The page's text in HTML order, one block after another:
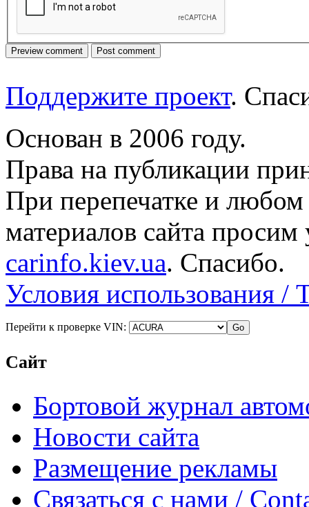
Поддержите проект.
Основан в 2006 году.
Права на публикации
При перепечатке и
материалов сайта просим
carinfo.kiev.ua. Спасибо.
Условия использования /
Перейти к проверке VIN:
Сайт
Бортовой журнал
Новости сайта
Размещение рекламы
Связаться с нами /